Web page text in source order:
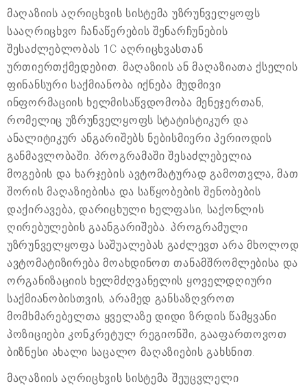
მაღაზიის აღრიცხვის სისტემა უზრუნველყოფს
სააღრიცხვო ჩანაწერების შენარჩუნების
შესაძლებლობას 1C აღრიცხვასთან
ურთიერთქმედებით. მაღაზიის ან მაღაზიათა ქსელის
ფინანსური საქმიანობა იქნება მუდმივი
ინფორმაციის ხელმისაწვდომობა მენეჯერთან,
რომელიც უზრუნველყოფს სტატისტიკურ და
ანალიტიკურ ანგარიშებს ნებისმიერი პერიოდის
განმავლობაში. პროგრამაში შესაძლებელია
მოგების და ხარჯების ავტომატურად გამოთვლა, მათ
შორის მაღაზიებისა და საწყობების შენობების
დაქირავება, დარიცხული ხელფასი, საქონლის
ღირებულების გაანგარიშება. პროგრამული
უზრუნველყოფა საშუალებას გაძლევთ არა მხოლოდ
ავტომატიზირება მოახდინოთ თანამშრომლებისა და
ორგანიზაციის ხელმძღვანელის ყოველდღიური
საქმიანობისთვის, არამედ განსაზღვროთ
მომხმარებელთა ყველაზე დიდი ზრდის წამყვანი
პოზიციები კონკრეტულ რეგიონში, გააფართოვოთ
ბიზნესი ახალი საცალო მაღაზიების გახსნით.
მაღაზიის აღრიცხვის სისტემა შეუცვლელი